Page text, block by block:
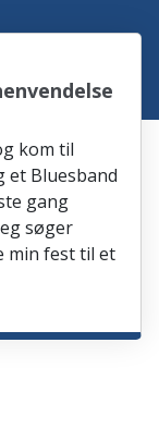
kom til
et Bluesband
gang
søger
min fest til et